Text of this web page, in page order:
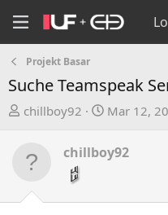
Projekt Basar
Suche Teamspeak
T
e
d
chillboy92
S
r
d
Mar 12,
chillboy92